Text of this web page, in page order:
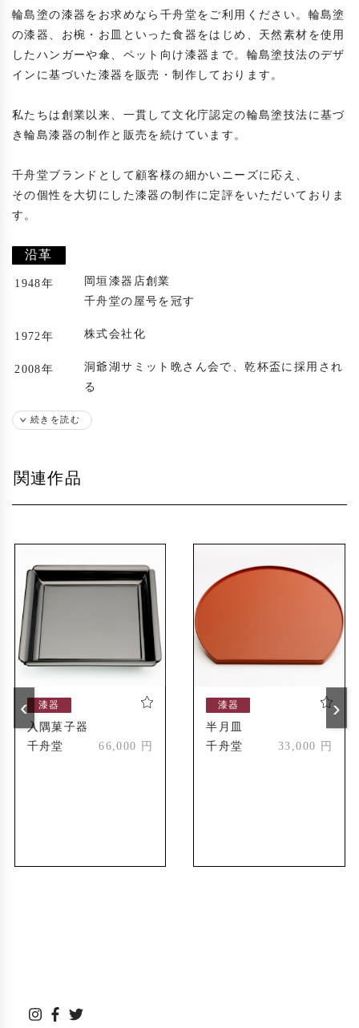
輪島塗の漆器をお求めなら千舟堂をご利用ください。輪島塗
の漆器、お椀・お皿といった食器をはじめ、天然素材を使用
したハンガーや傘、ペット向け漆器まで。輪島塗技法のデザ
インに基づいた漆器を販売・制作しております。
私たちは創業以来、一貫して文化庁認定の輪島塗技法に基づ
き輪島漆器の制作と販売を続けています。
千舟堂ブランドとして顧客様の細かいニーズに応え、
その個性を大切にした漆器の制作に定評をいただいておりま
す。
沿革
1948年
岡垣漆器店創業
千舟堂の屋号を冠す
1972年 株式会社化
2008年
洞爺湖サミット晩さん会で、乾杯盃に採用され
る
2009年
漆のカラー17色を実現
2011年
続きを読む
関連作品
漆器
入隅菓子器
千舟堂
66,000 円
漆器
半月皿
千舟堂
33,000 円
‹ ›